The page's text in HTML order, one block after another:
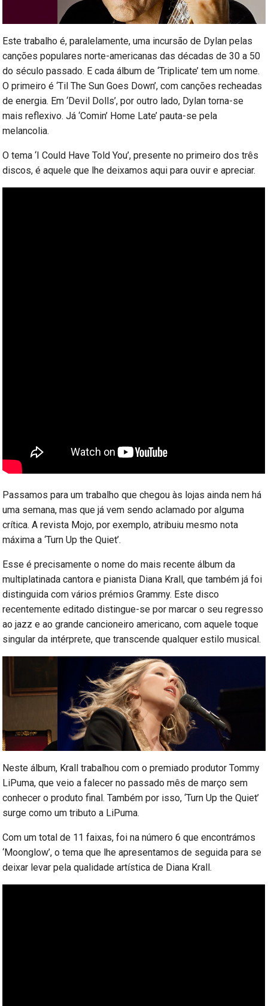
Este trabalho é, paralelamente, uma incursão de Dylan pelas
canções populares norte-americanas das décadas de 30 a 50
do século passado. E cada álbum de ‘Triplicate’ tem um nome.
O primeiro é ‘Til The Sun Goes Down’, com canções recheadas
de energia. Em ‘Devil Dolls’, por outro lado, Dylan torna-se
mais reflexivo. Já ‘Comin’ Home Late’ pauta-se pela
melancolia.
O tema ‘I Could Have Told You’, presente no primeiro dos três
discos, é aquele que lhe deixamos aqui para ouvir e apreciar.
Passamos para um trabalho que chegou às lojas ainda nem há
uma semana, mas que já vem sendo aclamado por alguma
crítica. A revista Mojo, por exemplo, atribuiu mesmo nota
máxima a ‘Turn Up the Quiet’.
Esse é precisamente o nome do mais recente álbum da
multiplatinada cantora e pianista Diana Krall, que também já foi
distinguida com vários prémios Grammy. Este disco
recentemente editado distingue-se por marcar o seu regresso
ao jazz e ao grande cancioneiro americano, com aquele toque
singular da intérprete, que transcende qualquer estilo musical.
Neste álbum, Krall trabalhou com o premiado produtor Tommy
LiPuma, que veio a falecer no passado mês de março sem
conhecer o produto final. Também por isso, ‘Turn Up the Quiet’
surge como um tributo a LiPuma.
Com um total de 11 faixas, foi na número 6 que encontrámos
‘Moonglow’, o tema que lhe apresentamos de seguida para se
deixar levar pela qualidade artística de Diana Krall.